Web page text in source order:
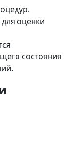
оценки
состояния